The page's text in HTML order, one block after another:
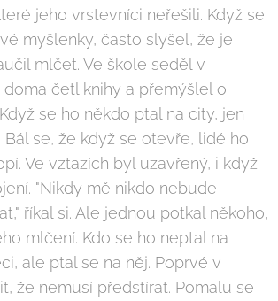
jeho vrstevníci neřešili. Když se
myšlenky, často slyšel, že je
mlčet. Ve škole seděl v
četl knihy a přemýšlel o
se ho někdo ptal na city, jen
Bál se, že když se otevře, lidé ho
Ve vztazích byl uzavřený, i když
"Nikdy mě nikdo nebude
říkal si. Ale jednou potkal někoho,
mlčení. Kdo se ho neptal na
ale ptal se na něj. Poprvé v
že nemusí předstírat. Pomalu se